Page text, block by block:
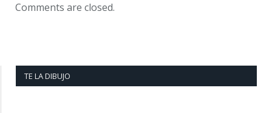
Comments are closed.
TE LA DIBUJO